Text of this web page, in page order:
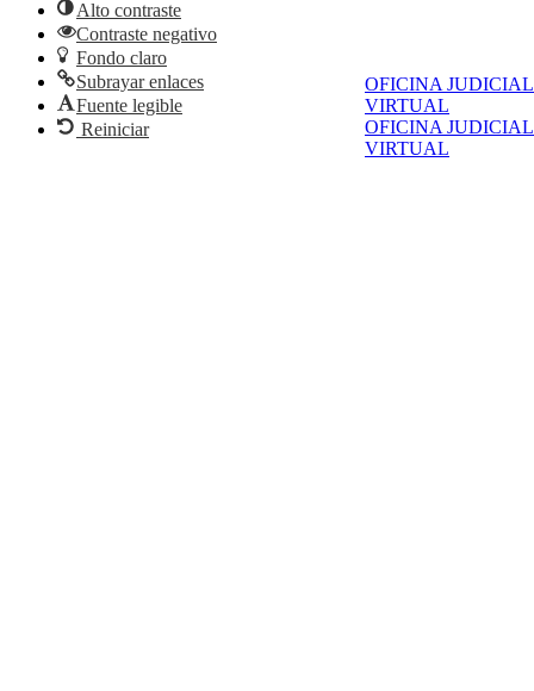
OFICINA JUDICIAL
VIRTUAL
OFICINA JUDICIAL
VIRTUAL
Alto contraste
Contraste negativo
Fondo claro
Subrayar enlaces
Fuente legible
Reiniciar